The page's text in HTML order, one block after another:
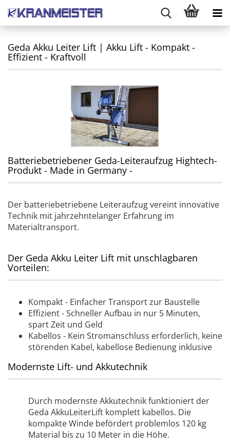
Geda Akku Leiter Lift | Akku Lift - Kompakt -
Effizient - Kraftvoll
Batteriebetriebener Geda-Leiteraufzug Hightech-
Produkt - Made in Germany -
Der batteriebetriebene Leiteraufzug vereint innovative
Technik mit jahrzehntelanger Erfahrung im
Materialtransport.
Der Geda Akku Leiter Lift mit unschlagbaren
Vorteilen:
Kompakt - Einfacher Transport zur Baustelle
Effizient - Schneller Aufbau in nur 5 Minuten,
spart Zeit und Geld
Kabellos - Kein Stromanschluss erforderlich, keine
störenden Kabel, kabellose Bedienung inklusive
Modernste Lift- und Akkutechnik
Durch modernste Akkutechnik funktioniert der
Geda AkkuLeiterLift komplett kabellos. Die
kompakte Winde befördert problemlos 120 kg
Material bis zu 10 Meter in die Höhe.